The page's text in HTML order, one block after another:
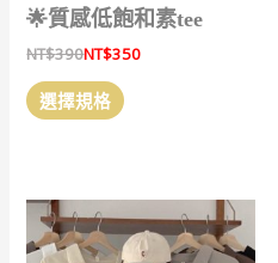
選
項
🌟質感低飽和素tee
NT$390NT$350
選擇規格 產
多
種
款